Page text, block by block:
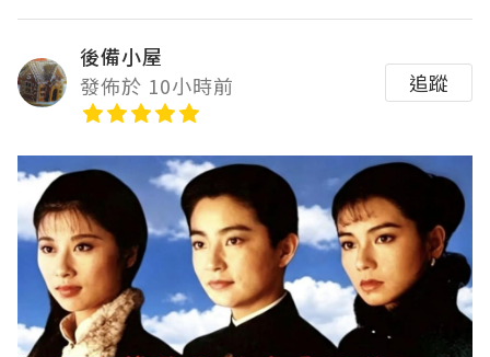
後備小屋
發佈於 10小時前
追蹤